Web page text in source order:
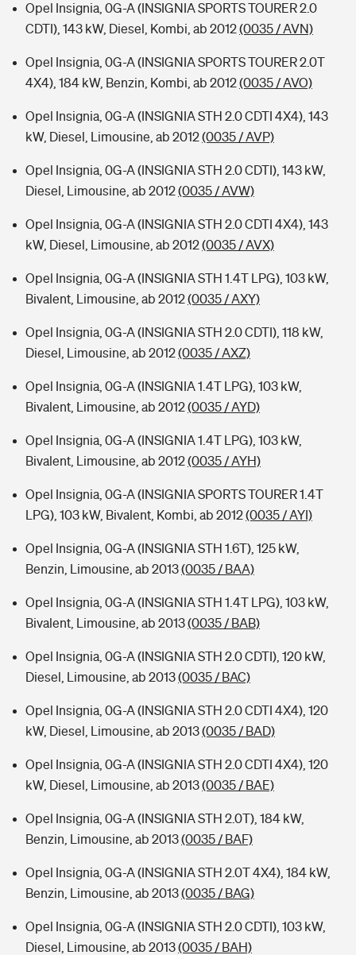
Opel Insignia, 0G-A (INSIGNIA SPORTS TOURER 2.0
CDTI), 143 kW, Diesel, Kombi, ab 2012(0035 / AVN)
Opel Insignia, 0G-A (INSIGNIA SPORTS TOURER 2.0T
4X4), 184 kW, Benzin, Kombi, ab 2012(0035 / AVO)
Opel Insignia, 0G-A (INSIGNIA STH 2.0 CDTI 4X4), 143
kW, Diesel, Limousine, ab 2012(0035 / AVP)
Opel Insignia, 0G-A (INSIGNIA STH 2.0 CDTI), 143 kW,
Diesel, Limousine, ab 2012(0035 / AVW)
Opel Insignia, 0G-A (INSIGNIA STH 2.0 CDTI 4X4), 143
kW, Diesel, Limousine, ab 2012(0035 / AVX)
Opel Insignia, 0G-A (INSIGNIA STH 1.4T LPG), 103 kW,
Bivalent, Limousine, ab 2012(0035 / AXY)
Opel Insignia, 0G-A (INSIGNIA STH 2.0 CDTI), 118 kW,
Diesel, Limousine, ab 2012(0035 / AXZ)
Opel Insignia, 0G-A (INSIGNIA 1.4T LPG), 103 kW,
Bivalent, Limousine, ab 2012(0035 / AYD)
Opel Insignia, 0G-A (INSIGNIA 1.4T LPG), 103 kW,
Bivalent, Limousine, ab 2012(0035 / AYH)
Opel Insignia, 0G-A (INSIGNIA SPORTS TOURER 1.4T
LPG), 103 kW, Bivalent, Kombi, ab 2012(0035 / AYI)
Opel Insignia, 0G-A (INSIGNIA STH 1.6T), 125 kW,
Benzin, Limousine, ab 2013(0035 / BAA)
Opel Insignia, 0G-A (INSIGNIA STH 1.4T LPG), 103 kW,
Bivalent, Limousine, ab 2013(0035 / BAB)
Opel Insignia, 0G-A (INSIGNIA STH 2.0 CDTI), 120 kW,
Diesel, Limousine, ab 2013(0035 / BAC)
Opel Insignia, 0G-A (INSIGNIA STH 2.0 CDTI 4X4), 120
kW, Diesel, Limousine, ab 2013(0035 / BAD)
Opel Insignia, 0G-A (INSIGNIA STH 2.0 CDTI 4X4), 120
kW, Diesel, Limousine, ab 2013(0035 / BAE)
Opel Insignia, 0G-A (INSIGNIA STH 2.0T), 184 kW,
Benzin, Limousine, ab 2013(0035 / BAF)
Opel Insignia, 0G-A (INSIGNIA STH 2.0T 4X4), 184 kW,
Benzin, Limousine, ab 2013(0035 / BAG)
Opel Insignia, 0G-A (INSIGNIA STH 2.0 CDTI), 103 kW,
Diesel, Limousine, ab 2013(0035 / BAH)